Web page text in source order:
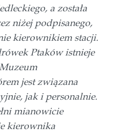
a została
niżej podpisanego,
kierownikiem stacji.
Ptaków istnieje
jest związana
jak i personalnie.
mianowicie
kierownika